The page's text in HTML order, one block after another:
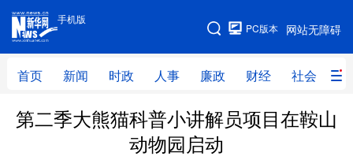
手机版
网站无障碍
PC版本
首页 新闻 时政 人事 廉政 财经 社会 科
手机版
网站地图
首页 新闻 时政 人事
财经 社会
第二季大熊猫科普小讲解员项目在鞍山
动物园启动